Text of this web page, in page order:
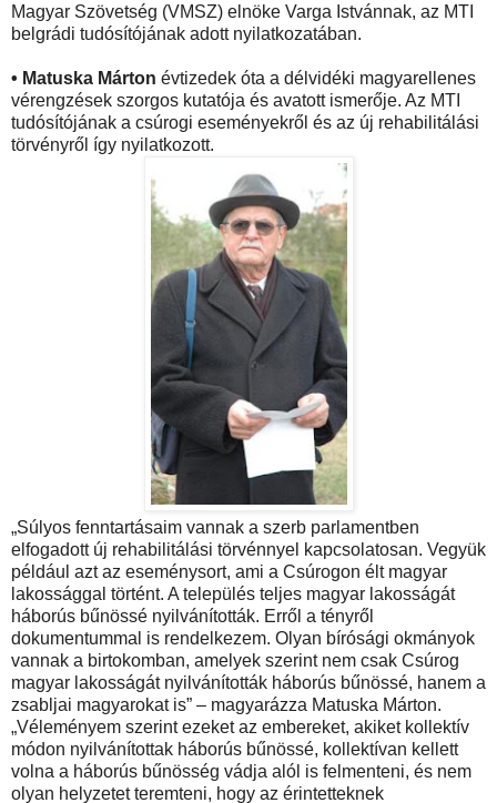
Magyar Szövetség (VMSZ) elnöke Varga Istvánnak, az MTI
belgrádi tudósítójának adott nyilatkozatában.
• Matuska Márton évtizedek óta a délvidéki magyarellenes
vérengzések szorgos kutatója és avatott ismerője. Az MTI
tudósítójának a csúrogi eseményekről és az új rehabilitálási
törvényről így nyilatkozott.
„Súlyos fenntartásaim vannak a szerb parlamentben
elfogadott új rehabilitálási törvénnyel kapcsolatosan. Vegyük
például azt az eseménysort, ami a Csúrogon élt magyar
lakossággal történt. A település teljes magyar lakosságát
háborús bűnössé nyilvánították. Erről a tényről
dokumentummal is rendelkezem. Olyan bírósági okmányok
vannak a birtokomban, amelyek szerint nem csak Csúrog
magyar lakosságát nyilvánították háborús bűnössé, hanem a
zsabljai magyarokat is” – magyarázza Matuska Márton.
„Véleményem szerint ezeket az embereket, akiket kollektív
módon nyilvánítottak háborús bűnössé, kollektívan kellett
volna a háborús bűnösség vádja alól is felmenteni, és nem
olyan helyzetet teremteni, hogy az érintetteknek